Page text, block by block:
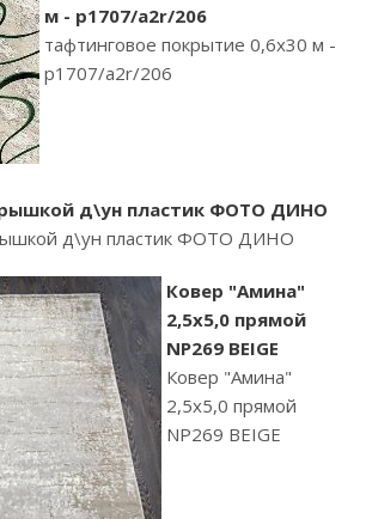
м - p1707/a2r/206
тафтинговое покрытие 0,6х30 м -
p1707/a2r/206
д\ун пластик ФОТО ДИНО
д\ун пластик ФОТО ДИНО
Ковер "Амина"
2,5х5,0 прямой
NP269 BEIGE
Ковер "Амина"
2,5х5,0 прямой
NP269 BEIGE